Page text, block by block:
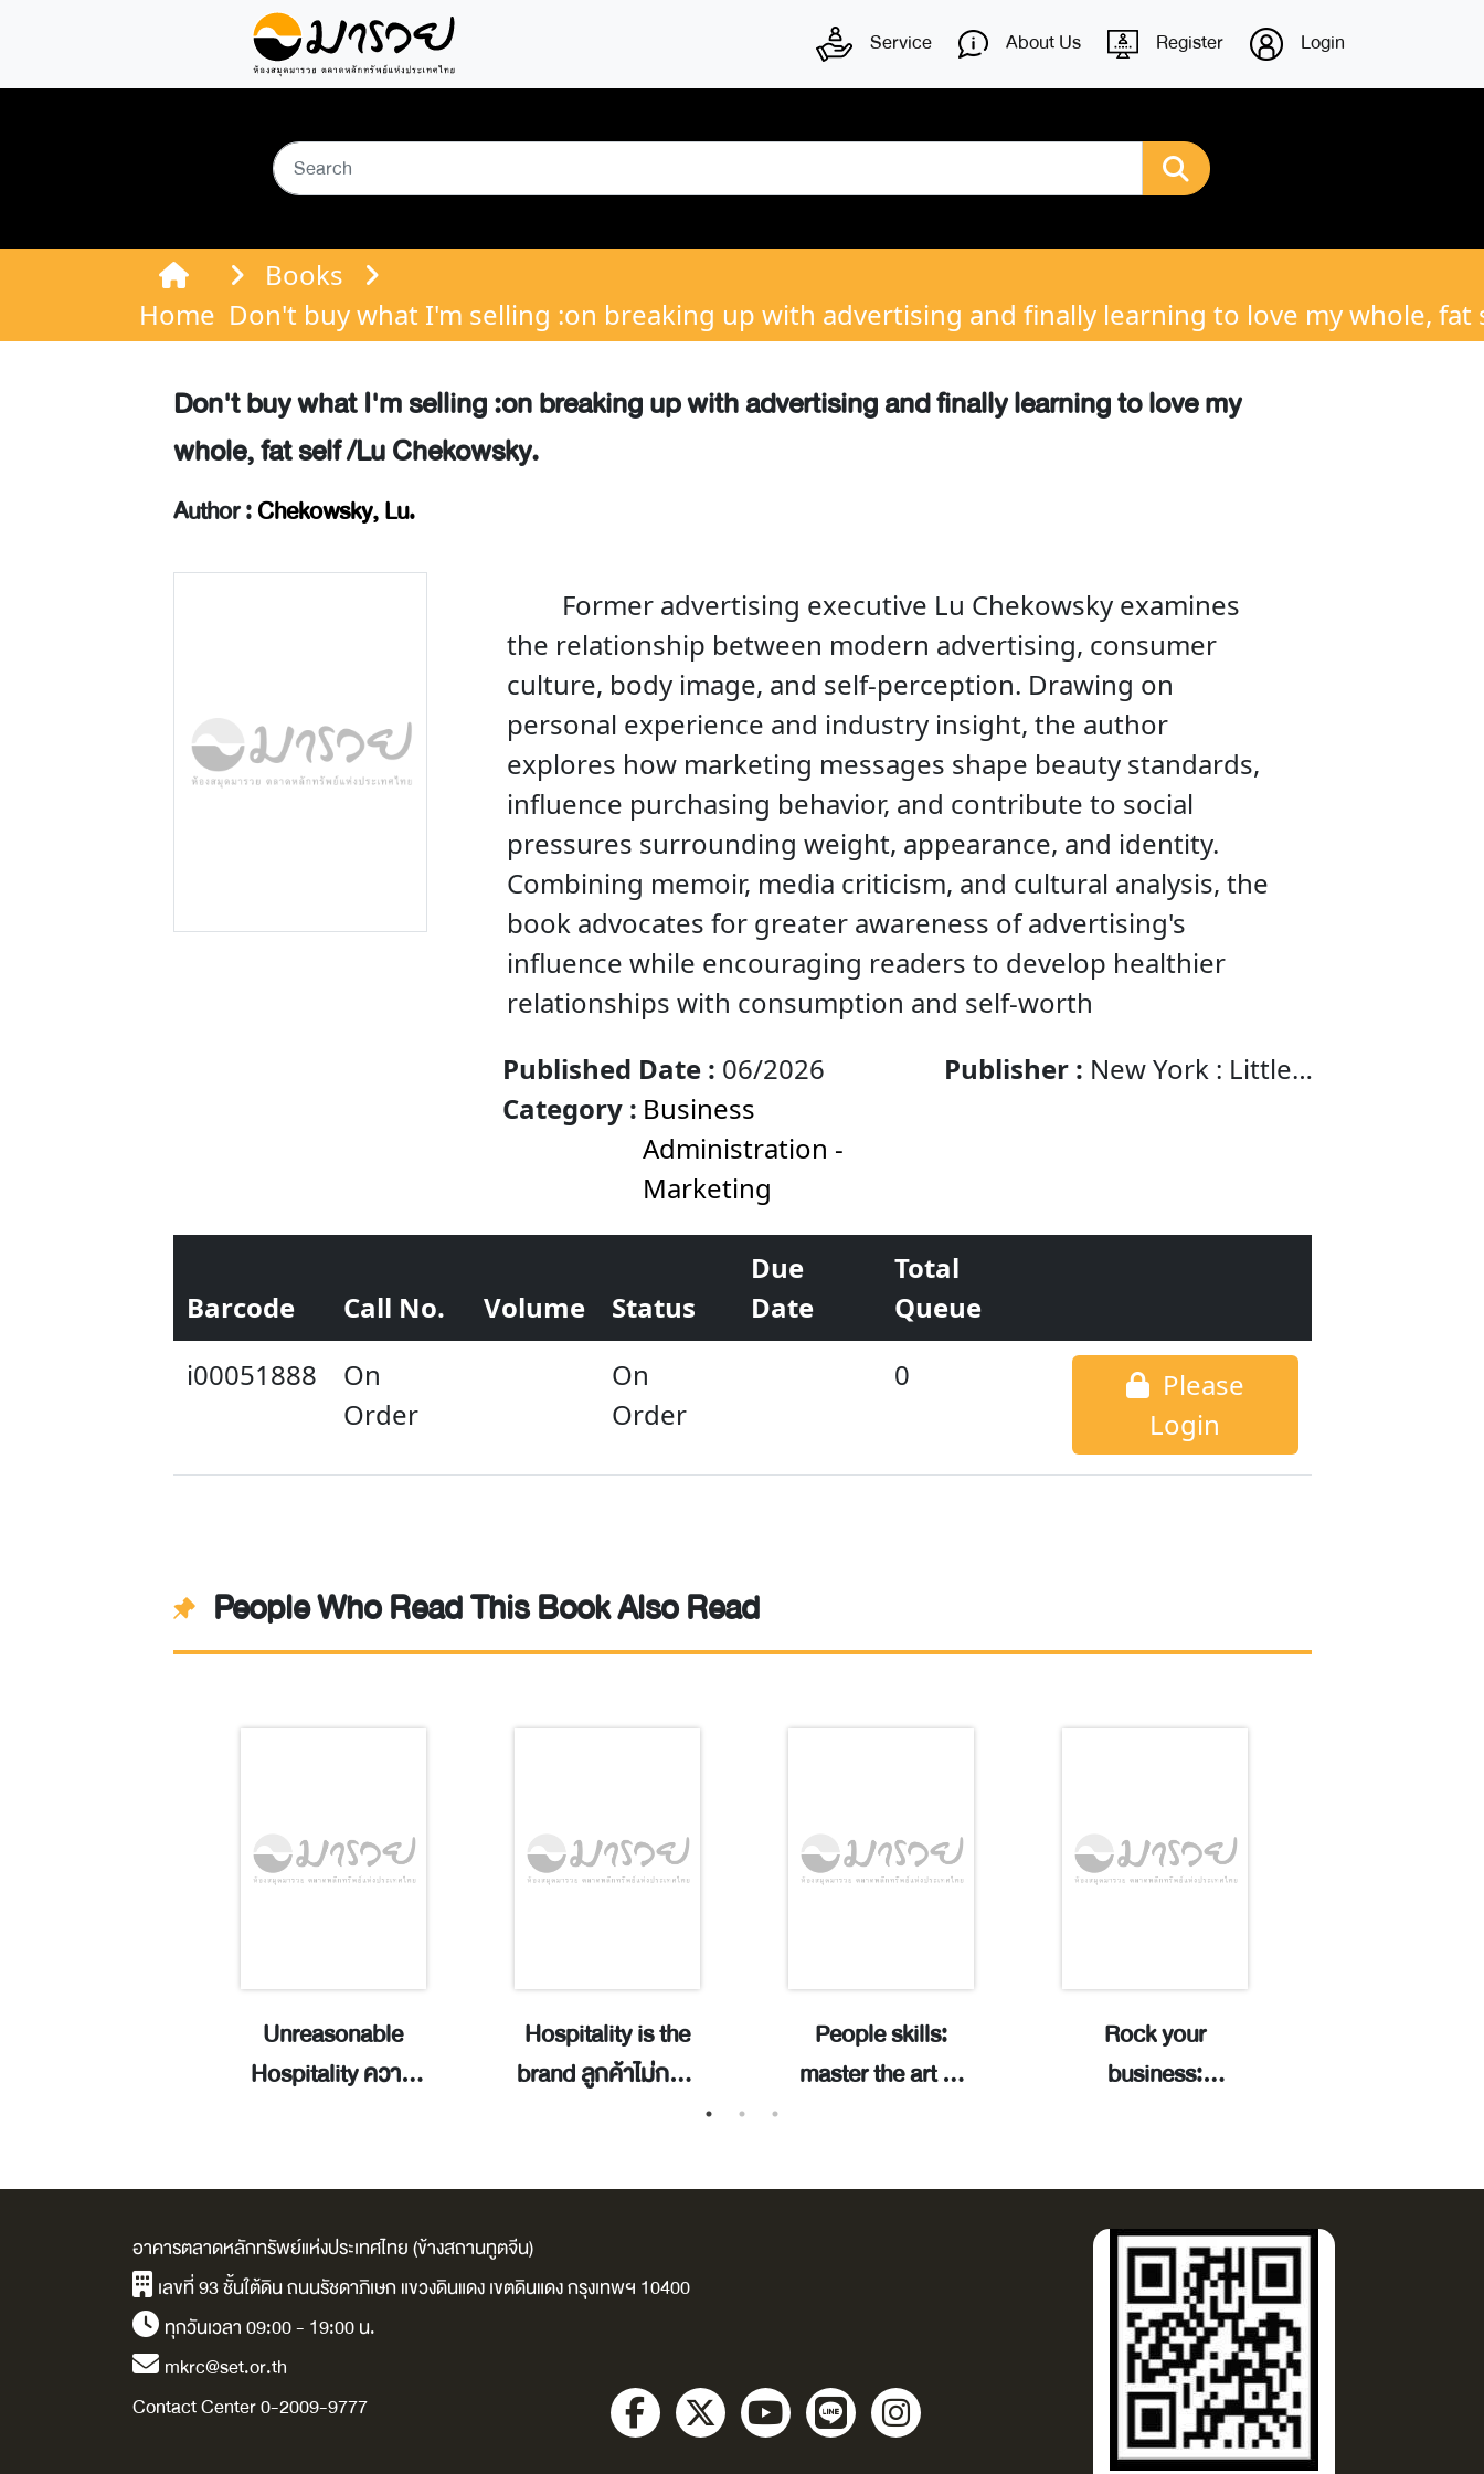
Service About Us Register Login
Home
Books
Don't buy what I'm selling :on breaking up with advertising and finally learning to love my whole, fat
Don't buy what I'm selling :on breaking up with advertising and finally learning to love my
whole, fat self /Lu Chekowsky.
Author :Chekowsky, Lu.
Former advertising executive Lu Chekowsky examines
the relationship between modern advertising, consumer
culture, body image, and self-perception. Drawing on
personal experience and industry insight, the author
explores how marketing messages shape beauty standards,
influence purchasing behavior, and contribute to social
pressures surrounding weight, appearance, and identity.
Combining memoir, media criticism, and cultural analysis, the
book advocates for greater awareness of advertising's
influence while encouraging readers to develop healthier
relationships with consumption and self-worth
Published Date : 06/2026 Publisher : New York : Little
Category : Business
Administration -
Marketing
Barcode Call No. Volume Status
Due
Date
Total
Queue
i00051888
On
Order
On
Order
0
Please
Login
People Who Read This Book Also Read
Unreasonable
Hospitality ความ
พิเศษ / Will
Guidara.
Hospitality is the
brand ลูกค้าไม่กลับ
/ ฑิตย บุญสมบัติ.
People skills:
master the art of
to success / JiHao
Rock your
business:
million to $500
million and
beyond /
Jonathan Slain,
Katherine Slain,
and others.
cultures /
อาคารตลาดหลักทรัพย์แห่งประเทศไทย (ข้างสถานทูตจีน)
เลขที่ 93 ชั้นใต้ดิน ถนนรัชดาภิเษก แขวงดินแดง เขตดินแดง กรุงเทพฯ 10400
ทุกวันเวลา 09:00 - 19:00 น.
mkrc@set.or.th
Contact Center 0-2009-9777